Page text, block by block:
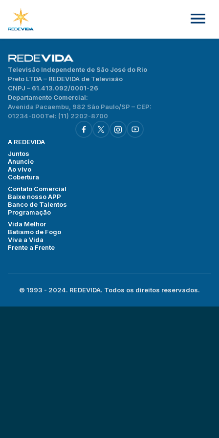
Televisão Independente de São José do Rio
Preto LTDA – REDEVIDA de Televisão
CNPJ – 61.413.092/0001-26
Departamento Comercial:
Avenida Pacaembu, 982 São Paulo/SP – CEP:
01234-000Tel: (11) 2202-8700
A REDEVIDA
Juntos
Anuncie
Ao vivo
Cobertura
Contato Comercial
Baixe nosso APP
Banco de Talentos
Programação
Vida Melhor
Batismo de Fogo
Viva a Vida
Frente a Frente
© 1993 - 2024. REDEVIDA. Todos os direitos reservados.